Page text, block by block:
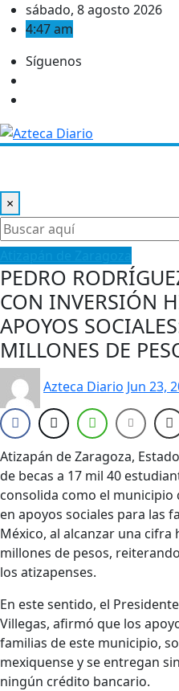
Saltarsábado, 8 agosto 2026
4:47 am
Síguenos
×
PEDRO
CON INVERSIÓN
APOYOS
MILLONES DE
Azteca Diario Jun 23,
Atizapán de Zaragoza,
de becas a 17 mil 40
consolida como el
en apoyos sociales para las
México, al alcanzar una cifra
millones de pesos,
los atizapenses.
En este sentido, el
Villegas, afirmó que los
familias de este municipio,
mexiquense y se entregan
ningún crédito bancario.